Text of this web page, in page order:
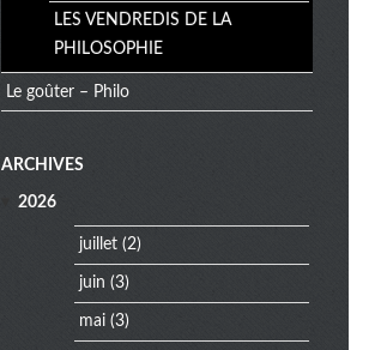
LES VENDREDIS DE LA
PHILOSOPHIE
Le goûter – Philo
ARCHIVES
2026
juillet(2)
juin (3)
mai(3)